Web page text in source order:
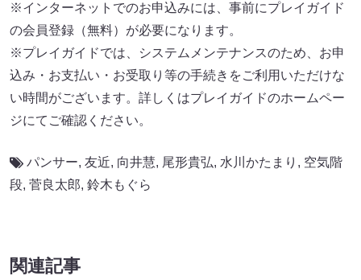
※インターネットでのお申込みには、事前にプレイガイド
の会員登録（無料）が必要になります。
※プレイガイドでは、システムメンテナンスのため、お申
込み・お支払い・お受取り等の手続きをご利用いただけな
い時間がございます。詳しくはプレイガイドのホームペー
ジにてご確認ください。
パンサー, 友近, 向井慧, 尾形貴弘, 水川かたまり , 空気階
段, 菅良太郎, 鈴木もぐら
関連記事